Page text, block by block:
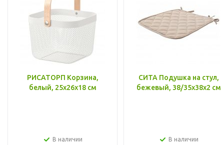
РИСАТОРП Корзина,
белый, 25x26x18 см
В наличии
СИТА Подушка на стул,
бежевый, 38/35x38x2 см
В наличии